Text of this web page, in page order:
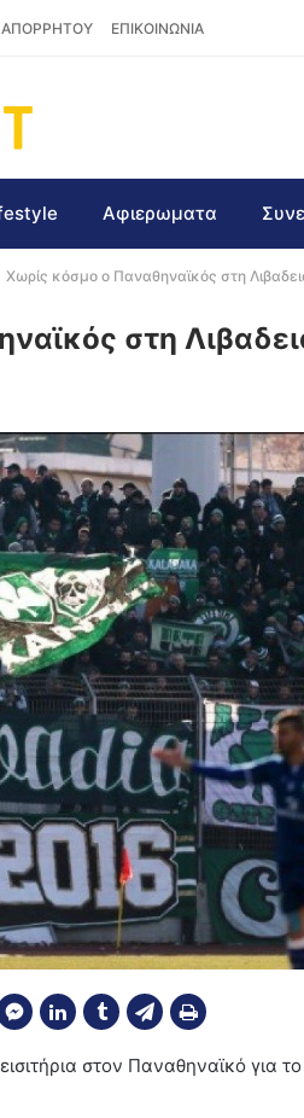
ΑΠΟΡΡΗΤΟΥ ΕΠΙΚΟΙΝΩΝΙΑ
Αφιερωματα
Χωρίς κόσμο ο Παναθηναϊκός στη
στη
στον Παναθηναϊκό για